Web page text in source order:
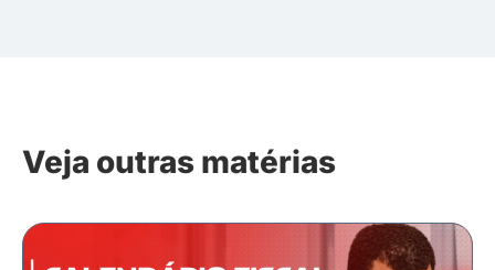
Veja outras matérias